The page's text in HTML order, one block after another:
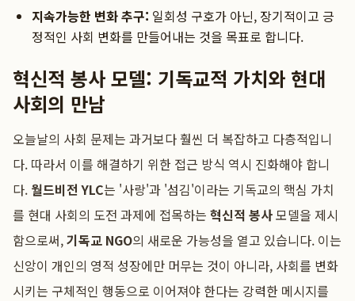
지속가능한 변화 추구: 일회성 구호가 아닌, 장기적이고 긍
정적인 사회 변화를 만들어내는 것을 목표로 합니다.
혁신적 봉사 모델: 기독교적 가치와 현대
사회의 만남
오늘날의 사회 문제는 과거보다 훨씬 더 복잡하고 다층적입니
다. 따라서 이를 해결하기 위한 접근 방식 역시 진화해야 합니
다. 월드비전 YLC는 '사랑'과 '섬김'이라는 기독교의 핵심 가치
를 현대 사회의 도전 과제에 접목하는 혁신적 봉사모델을 제시
함으로써,기독교 NGO의 새로운 가능성을 열고 있습니다. 이는
신앙이 개인의 영적 성장에만 머무는 것이 아니라, 사회를 변화
시키는 구체적인 행동으로 이어져야 한다는 강력한 메시지를